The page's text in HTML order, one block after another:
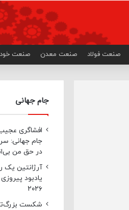
صنعت فولاد صنعت معدن صنعت
جام جهانی
افشاگری
جام جهانی:
در حق من
آرژانتین یک
یادبود
۲۰۲۶
شکست